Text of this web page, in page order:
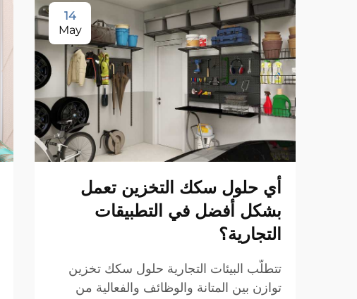
14
May
أي حلول سكك التخزين تعمل
بشكل أفضل في التطبيقات
التجارية؟
تتطلّب البيئات التجارية حلول سكك تخزين
توازن بين المتانة والوظائف والفعالية من